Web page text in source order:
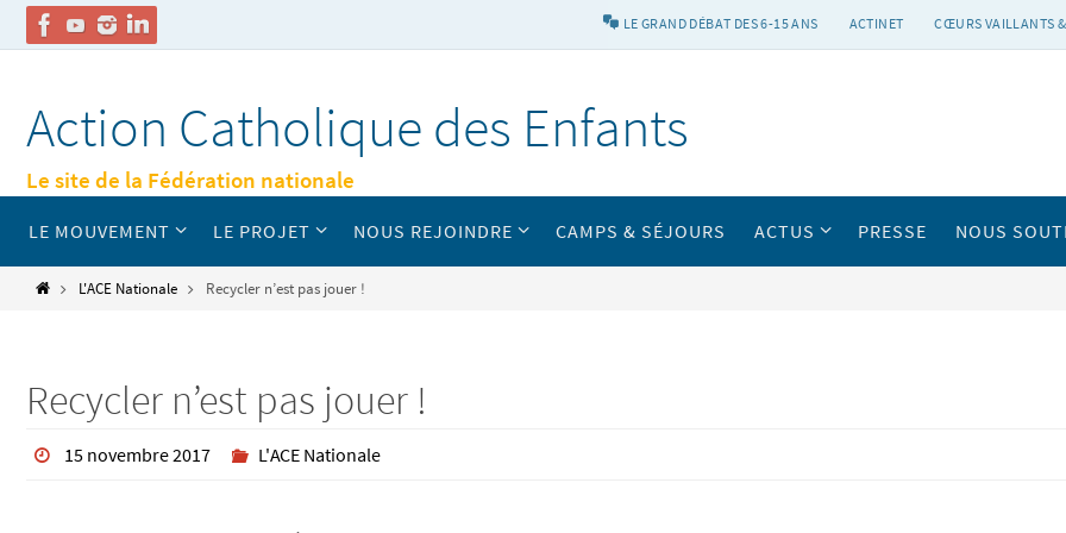
contenu
LE GRAND DÉBAT DES 6-15 ANS ACTINET CŒURS VAILLANTS
Action Catholique des Enfants
Le site de la Fédération nationale
contenu
LE MOUVEMENT LE PROJET NOUS REJOINDRE CAMPS & SÉJOURS ACTUS PRESSE NOUS
HomeL'ACE Nationale Recycler n’est pas jouer !
Recycler n’est pas jouer !
15 novembre 2017 L'ACE Nationale